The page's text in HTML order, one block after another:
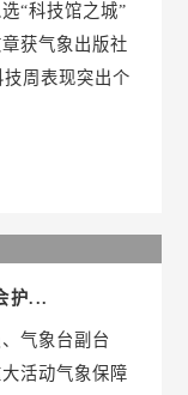
“科技馆之城”
获气象出版社
周表现突出个
护...
气象台副台
活动气象保障